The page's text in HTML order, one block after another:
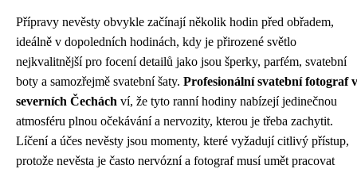
Přípravy nevěsty obvykle začínají několik hodin před obřadem,
ideálně v dopoledních hodinách, kdy je přirozené světlo
nejkvalitnější pro focení detailů jako jsou šperky, parfém, svatební
boty a samozřejmě svatební šaty. Profesionální svatební fotograf v
severních Čechách ví, že tyto ranní hodiny nabízejí jedinečnou
atmosféru plnou očekávání a nervozity, kterou je třeba zachytit.
Líčení a účes nevěsty jsou momenty, které vyžadují citlivý přístup,
protože nevěsta je často nervózní a fotograf musí umět pracovat